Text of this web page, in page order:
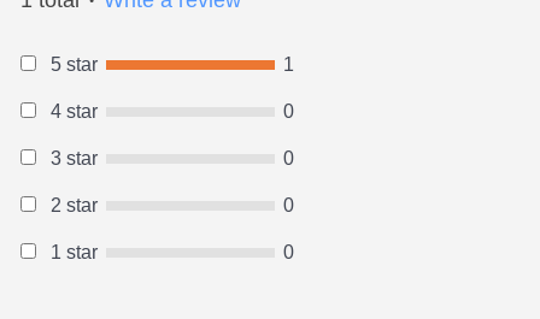
5 star 1
4 star 0
3 star 0
2 star 0
1 star 0